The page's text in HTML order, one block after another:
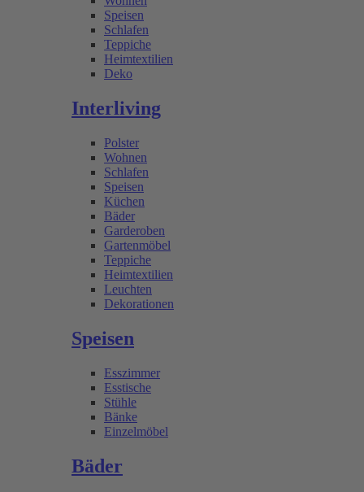
Speisen
Schlafen
Teppiche
Heimtextilien
Deko
Interliving
Polster
Wohnen
Schlafen
Speisen
Küchen
Bäder
Garderoben
Gartenmöbel
Teppiche
Heimtextilien
Leuchten
Dekorationen
Speisen
Esszimmer
Esstische
Stühle
Bänke
Einzelmöbel
Bäder